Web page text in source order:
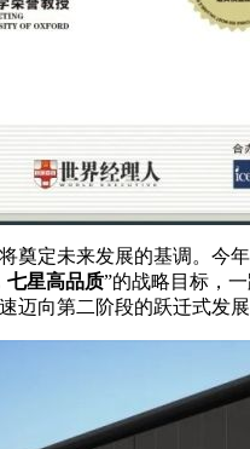
奠定未来发展的基调。今
七星高品质”的战略目标，
迈向第二阶段的跃迁式发